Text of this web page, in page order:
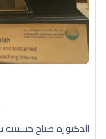
الدكتورة صباح جستنية